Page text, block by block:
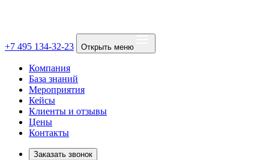
+7 495 134-32-23 Открыть меню
Компания
База знаний
Мероприятия
Кейсы
Клиенты и отзывы
Цены
Контакты
Заказать звонок